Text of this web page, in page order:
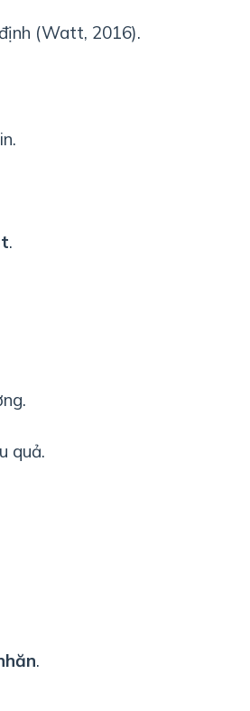
(Watt, 2016).
.
quả.
.